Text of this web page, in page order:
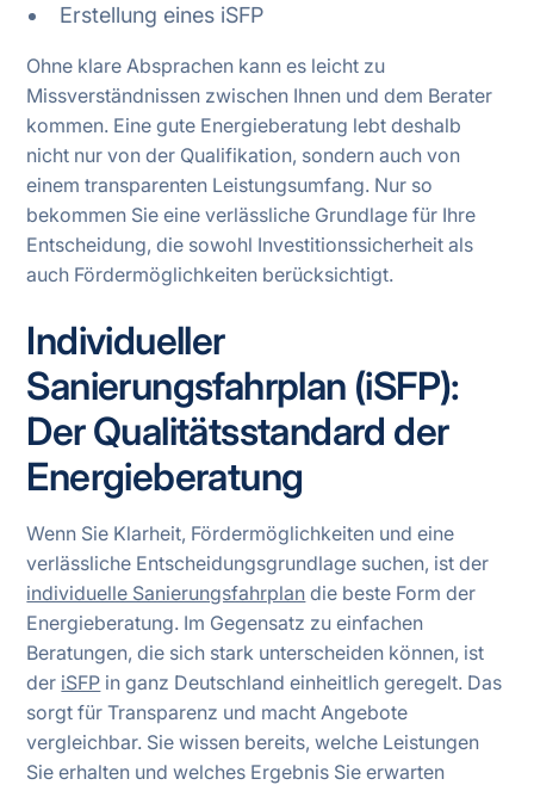
Erstellung eines iSFP
Ohne klare Absprachen kann es leicht zu
Missverständnissen zwischen Ihnen und dem Berater
kommen. Eine gute Energieberatung lebt deshalb
nicht nur von der Qualifikation, sondern auch von
einem transparenten Leistungsumfang. Nur so
bekommen Sie eine verlässliche Grundlage für Ihre
Entscheidung, die sowohl Investitionssicherheit als
auch Fördermöglichkeiten berücksichtigt.
Individueller
Sanierungsfahrplan (iSFP):
Der Qualitätsstandard der
Energieberatung
Wenn Sie Klarheit, Fördermöglichkeiten und eine
verlässliche Entscheidungsgrundlage suchen, ist der
individuelle Sanierungsfahrplan die beste Form der
Energieberatung. Im Gegensatz zu einfachen
Beratungen, die sich stark unterscheiden können, ist
der iSFP in ganz Deutschland einheitlich geregelt. Das
sorgt für Transparenz und macht Angebote
vergleichbar. Sie wissen bereits, welche Leistungen
Sie erhalten und welches Ergebnis Sie erwarten